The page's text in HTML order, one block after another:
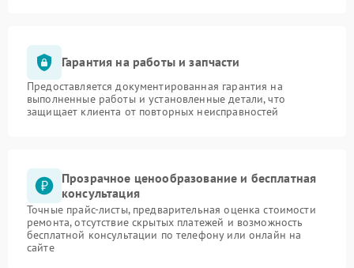
Гарантия на работы и запчасти
Предоставляется документированная гарантия на
выполненные работы и установленные детали, что
защищает клиента от повторных неисправностей
Прозрачное ценообразование и бесплатная
консультация
Точные прайс-листы, предварительная оценка стоимости
ремонта, отсутствие скрытых платежей и возможность
бесплатной консультации по телефону или онлайн на
сайте